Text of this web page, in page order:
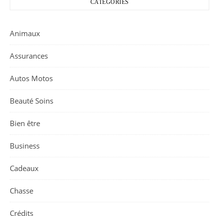
CATÉGORIES
Animaux
Assurances
Autos Motos
Beauté Soins
Bien être
Business
Cadeaux
Chasse
Crédits